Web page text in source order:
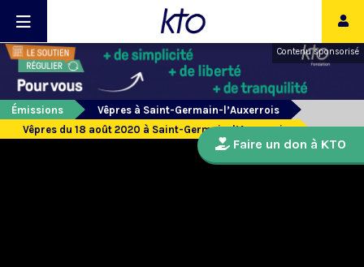
Contenu sponsorisé
Émissions
Vêpres à Saint-Germain-l’Auxerrois
Vêpres du 18 août 2020 à Saint-Germain-l’Auxerrois
Faire un don à KTO